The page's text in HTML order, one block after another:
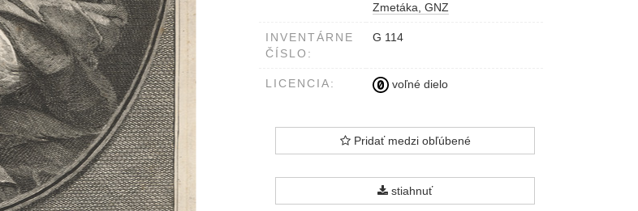
Zmetáka, GNZ
INVENTÁRNE
ČÍSLO:
G 114
LICENCIA: voľné dielo
Pridať medzi obľúbené
stiahnuť